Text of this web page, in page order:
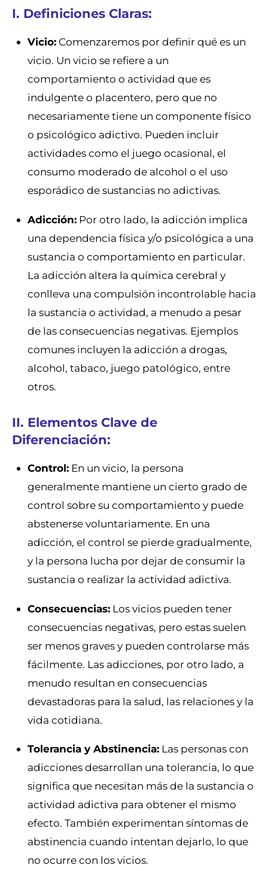
I. Definiciones Claras:
Vicio: Comenzaremos por definir qué es un
vicio. Un vicio se refiere a un
comportamiento o actividad que es
indulgente o placentero, pero que no
necesariamente tiene un componente físico
o psicológico adictivo. Pueden incluir
actividades como el juego ocasional, el
consumo moderado de alcohol o el uso
esporádico de sustancias no adictivas.
Adicción: Por otro lado, la adicción implica
una dependencia física y/o psicológica a una
sustancia o comportamiento en particular.
La adicción altera la química cerebral y
conlleva una compulsión incontrolable hacia
la sustancia o actividad, a menudo a pesar
de las consecuencias negativas. Ejemplos
comunes incluyen la adicción a drogas,
alcohol, tabaco, juego patológico, entre
otros.
II. Elementos Clave de
Diferenciación:
Control: En un vicio, la persona
generalmente mantiene un cierto grado de
control sobre su comportamiento y puede
abstenerse voluntariamente. En una
adicción, el control se pierde gradualmente,
y la persona lucha por dejar de consumir la
sustancia o realizar la actividad adictiva.
Consecuencias: Los vicios pueden tener
consecuencias negativas, pero estas suelen
ser menos graves y pueden controlarse más
fácilmente. Las adicciones, por otro lado, a
menudo resultan en consecuencias
devastadoras para la salud, las relaciones y la
vida cotidiana.
Tolerancia y Abstinencia: Las personas con
adicciones desarrollan una tolerancia, lo que
significa que necesitan más de la sustancia o
actividad adictiva para obtener el mismo
efecto. También experimentan síntomas de
abstinencia cuando intentan dejarlo, lo que
no ocurre con los vicios.